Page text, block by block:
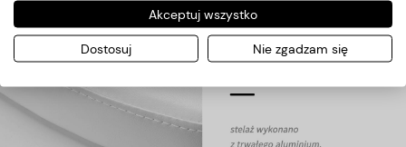
Akceptuj wszystko
Dostosuj Nie zgadzam się